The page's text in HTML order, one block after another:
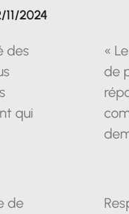
des
qui
de
11/2024
«
de